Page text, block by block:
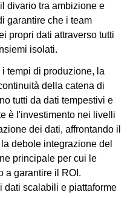
divario tra ambizione e
garantire che i team
propri dati attraverso tutti
isolati.
tempi di produzione, la
della catena di
tutti da dati tempestivi e
è l'investimento nei livelli
dei dati, affrontando il
debole integrazione del
principale per cui le
a garantire il ROI.
dati scalabili e piattaforme